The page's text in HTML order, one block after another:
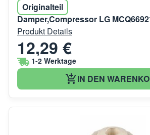
Originalteil
Damper,Compressor LG
Produkt Details
12,29 €
1-2 Werktage
IN DEN